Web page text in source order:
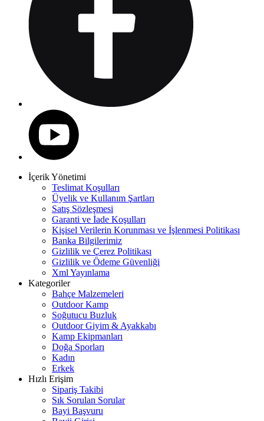
İçerik Yönetimi
Teslimat Koşulları
Üyelik ve Kullanım Şartları
Satış Sözleşmesi
Garanti ve İade Koşulları
Kişisel Verilerin Korunması ve İşlenmesi Politikası
Banka Bilgilerimiz
Gizlilik ve Çerez Politikası
Gizlilik ve Ödeme Güvenliği
Xml Yayınlama
Kategoriler
Bahçe Malzemeleri
Outdoor Kamp
Soğutucu Buzluk
Outdoor Giyim & Ayakkabı
Kamp Ekipmanları
Doğa Sporları
Kadın
Erkek
Hızlı Erişim
Sipariş Takibi
Sık Sorulan Sorular
Bayi Başvuru